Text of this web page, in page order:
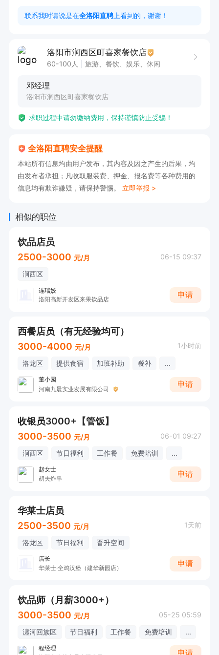
务+鲜汤，制作非常简单，易上手，店里面干净整
联系我时请说是在全洛阳直聘 上看到的，谢谢！
洛阳市涧西区町喜家餐饮店
60-100人 旅游、餐饮、娱乐、休闲
邓经理
洛阳市涧西区町喜家餐饮店
求职过程中请勿缴纳费用，保持谨慎防止受骗！
全洛阳直聘安全提醒
本站所有信息均由用户发布，其内容及因之产生的后果，均
由发布者承担；凡收取服装费、押金、报名费等各种费用的
信息均有欺诈嫌疑，请保持警惕。 立即举报 >
相似的职位
饮品店员
2500-3000 元/月 06-15 09:37
涧西区
连瑞姣
洛阳高新开发区来果饮品店
申请
西餐店员（有无经验均可）
3000-4000 元/月 1小时前
洛龙区 提供食宿 加班补助 餐补 ...
董小园
河南九晨实业发展有限公司
申请
收银员3000+【管饭】
3000-3500 元/月 06-01 09:27
涧西区 节日福利 工作餐 免费培训 ...
赵女士
胡夫炸串
申请
华莱士店员
2500-3500 元/月 1天前
洛龙区 节日福利 晋升空间
店长
华莱士·全鸡汉堡（建华新园店）
申请
饮品师（月薪3000+）
3000-3500 元/月 05-25 05:59
瀍河回族区 节日福利 工作餐 免费培训 ...
程经理
申请